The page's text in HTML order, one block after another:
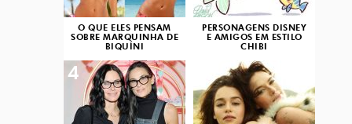
O QUE ELES PENSAM
SOBRE MARQUINHA DE
BIQUÍNI
PERSONAGENS DISNEY
E AMIGOS EM ESTILO
CHIBI
4